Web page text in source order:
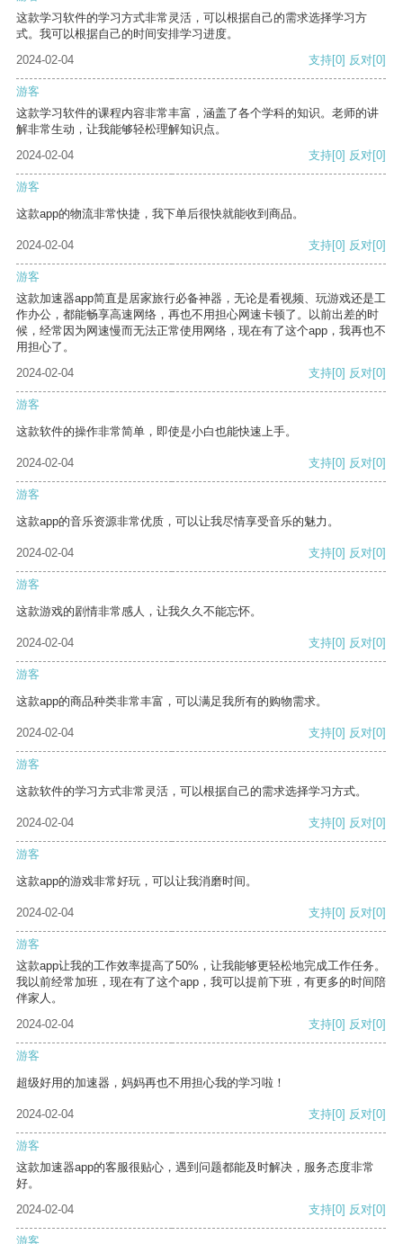
这款学习软件的学习方式非常灵活，可以根据自己的需求选择学习方
式。我可以根据自己的时间安排学习进度。
2024-02-04
支持[0] 反对[0]
游客
这款学习软件的课程内容非常丰富，涵盖了各个学科的知识。老师的讲
解非常生动，让我能够轻松理解知识点。
2024-02-04
支持[0] 反对[0]
游客
这款app的物流非常快捷，我下单后很快就能收到商品。
2024-02-04 支持[0] 反对[0]
游客
这款加速器app简直是居家旅行必备神器，无论是看视频、玩游戏还是工
作办公，都能畅享高速网络，再也不用担心网速卡顿了。以前出差的时
候，经常因为网速慢而无法正常使用网络，现在有了这个app，我再也不
用担心了。
2024-02-04
支持[0] 反对[0]
游客
这款软件的操作非常简单，即使是小白也能快速上手。
2024-02-04 支持[0] 反对[0]
游客
这款app的音乐资源非常优质，可以让我尽情享受音乐的魅力。
2024-02-04 支持[0] 反对[0]
游客
这款游戏的剧情非常感人，让我久久不能忘怀。
2024-02-04 支持[0] 反对[0]
游客
这款app的商品种类非常丰富，可以满足我所有的购物需求。
2024-02-04 支持[0] 反对[0]
游客
这款软件的学习方式非常灵活，可以根据自己的需求选择学习方式。
2024-02-04 支持[0] 反对[0]
游客
这款app的游戏非常好玩，可以让我消磨时间。
2024-02-04 支持[0] 反对[0]
游客
这款app让我的工作效率提高了50%，让我能够更轻松地完成工作任务。
我以前经常加班，现在有了这个app，我可以提前下班，有更多的时间陪
伴家人。
2024-02-04
支持[0] 反对[0]
游客
超级好用的加速器，妈妈再也不用担心我的学习啦！
2024-02-04 支持[0] 反对[0]
游客
这款加速器app的客服很贴心，遇到问题都能及时解决，服务态度非常
好。
2024-02-04
支持[0] 反对[0]
游客